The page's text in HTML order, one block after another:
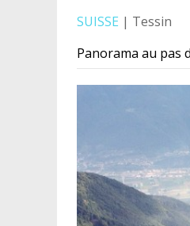
SUISSE | Tessin
Panorama au pas